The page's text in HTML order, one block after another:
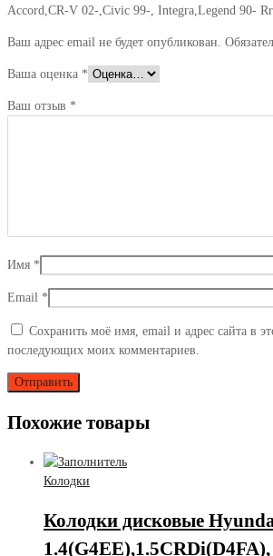
Accord,CR-V 02-,Civic 99-, Integra,Legend 90-
Ваш адрес email не будет опубликован.
Ваша оценка *
Ваш отзыв *
Имя *
Email *
Сохранить моё имя, email и адрес сайта в
последующих моих комментариев.
Похожие товары
Колодки
Колодки дисковые